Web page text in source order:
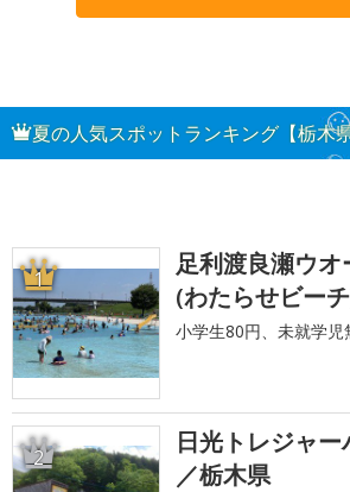
夏の人気スポットランキング【栃木県
1
足利渡良瀬ウオ
(わたらせビー
小学生80円、未就学児
2
日光トレジャ
／栃木県